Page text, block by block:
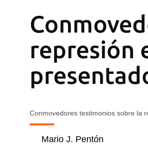
represión
Conmovedores testimonios sobre la
Mario J. Pentón